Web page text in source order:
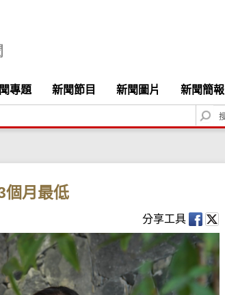
專題 新聞節目 新聞圖片 新聞簡報
S
e
c
個月最低
分享工具